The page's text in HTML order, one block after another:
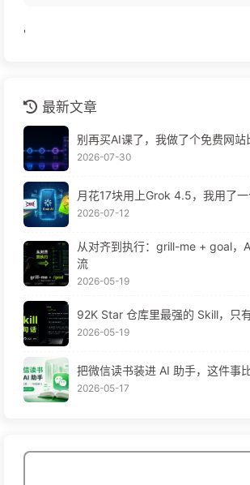
'
最新文章
别再买AI课了，我做了个免费网站
2026-07-30
月花17块用上Grok 4.5，我用了
2026-07-12
从对齐到执行：grill-me + goal，
流
2026-05-19
92K Star 仓库里最强的 Skill，只
2026-05-19
把微信读书装进 AI 助手，这件事
2026-05-17